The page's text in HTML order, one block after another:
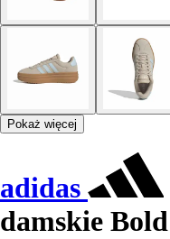
Pokaż więcej
adidas
damskie Bold